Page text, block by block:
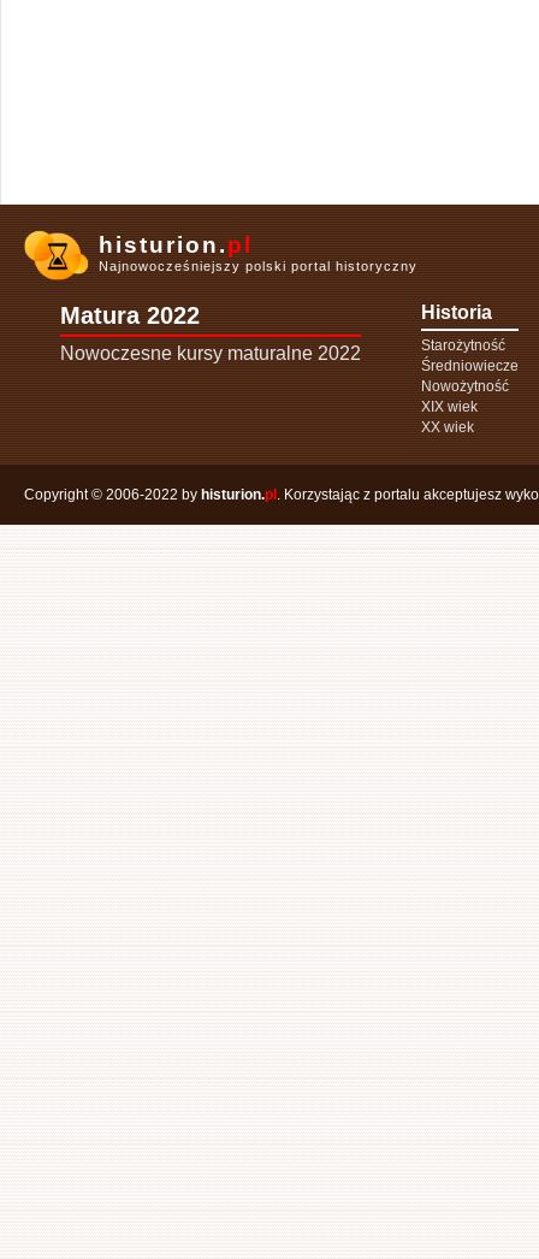
histurion.pl
Najnowocześniejszy polski portal historyczny
Matura 2022
Nowoczesne kursy maturalne 2022
Historia
Starożytność
Średniowiecze
Nowożytność
XIX wiek
XX wiek
Copyright © 2006-2022 by histurion.pl . Korzystając z portalu akceptujesz